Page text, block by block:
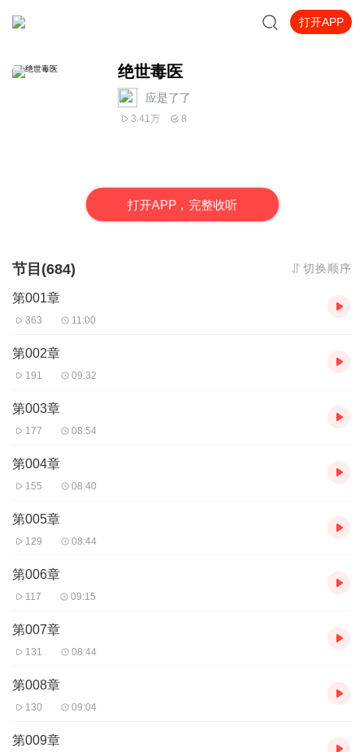
打开APP
绝世毒医
应是了了
3.41万 8
打开APP，完整收听
节目(684) 切换顺序
第001章
363 11:00
第002章
191 09:32
第003章
177 08:54
第004章
155 08:40
第005章
129 08:44
第006章
117 09:15
第007章
131 08:44
第008章
130 09:04
第009章